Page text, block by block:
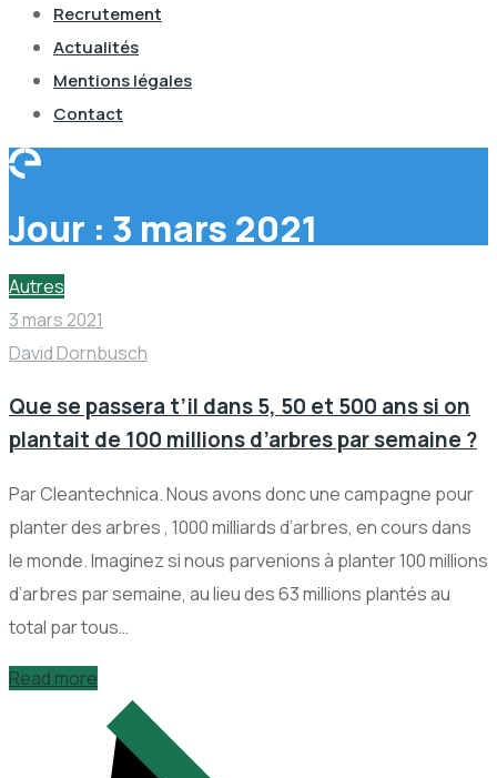
Recrutement
Actualités
Mentions légales
Contact
Jour : 3 mars 2021
Autres
3 mars 2021
David Dornbusch
Que se passera t’il dans 5, 50 et 500 ans si on
plantait de 100 millions d’arbres par semaine ?
Par Cleantechnica. Nous avons donc une campagne pour
planter des arbres , 1000 milliards d’arbres, en cours dans
le monde. Imaginez si nous parvenions à planter 100 millions
d’arbres par semaine, au lieu des 63 millions plantés au
total par tous…
Read more